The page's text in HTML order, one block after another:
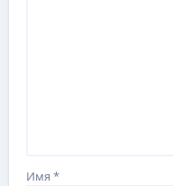
Имя*